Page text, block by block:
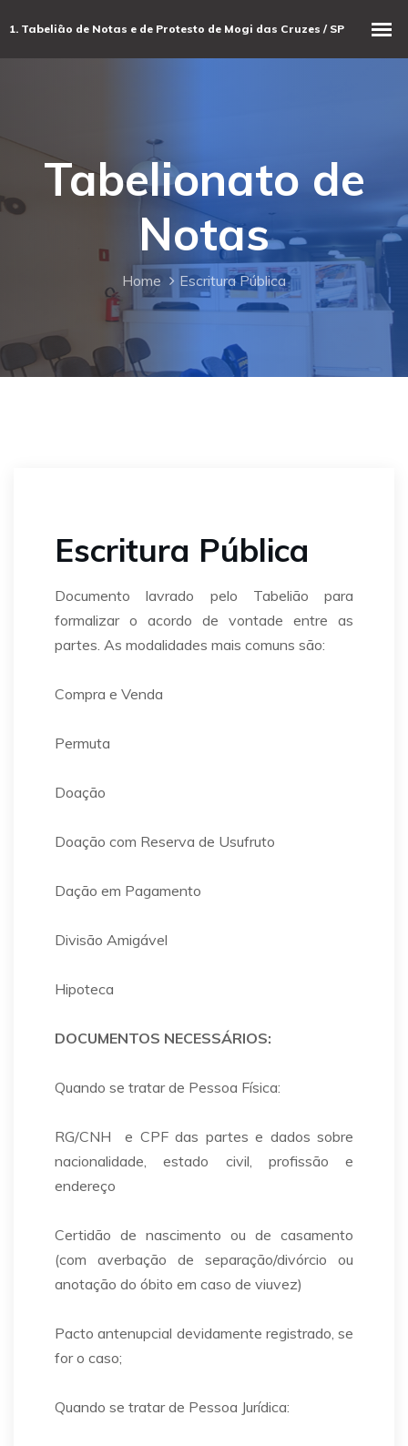
Tabelionato de
Notas
Home Escritura Pública
Escritura Pública
Documento lavrado pelo Tabelião para
formalizar o acordo de vontade entre as
partes. As modalidades mais comuns são:
Compra e Venda
Permuta
Doação
Doação com Reserva de Usufruto
Dação em Pagamento
Divisão Amigável
Hipoteca
DOCUMENTOS NECESSÁRIOS:
Quando se tratar de Pessoa Física:
RG/CNH e CPF das partes e dados sobre
nacionalidade, estado civil, profissão e
endereço
Certidão de nascimento ou de casamento
(com averbação de separação/divórcio ou
anotação do óbito em caso de viuvez)
Pacto antenupcial devidamente registrado, se
for o caso;
Quando se tratar de Pessoa Jurídica: